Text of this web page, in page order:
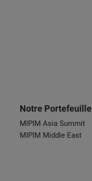
Notre Portefeuille
MIPIM Asia Summit
MIPIM Middle East